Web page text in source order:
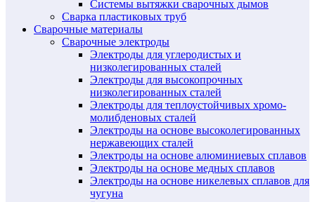
Системы вытяжки сварочных дымов
Сварка пластиковых труб
Сварочные материалы
Сварочные электроды
Электроды для углеродистых и
низколегированных сталей
Электроды для высокопрочных
низколегированных сталей
Электроды для теплоустойчивых хромо-
молибденовых сталей
Электроды на основе высоколегированных
нержавеющих сталей
Электроды на основе алюминиевых сплавов
Электроды на основе медных сплавов
Электроды на основе никелевых сплавов для
чугуна